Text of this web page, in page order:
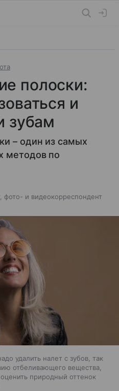
полоски:
и
зубам
– один из самых
методов по
фото- и видеокорреспондент
удалить налет с зубов, так
отбеливающего вещества,
природный оттенок